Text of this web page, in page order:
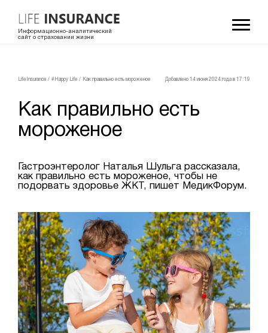
Информационно-аналитический
сайт о страховании жизни
LifeInsurance / #Happy Life / Как правильно есть мороженое Добавлено 14 июня 2024 года в 17:19
Как правильно есть
мороженое
Гастроэнтеролог Наталья Шульга рассказала,
как правильно есть мороженое, чтобы не
подорвать здоровье ЖКТ, пишет МедикФорум.